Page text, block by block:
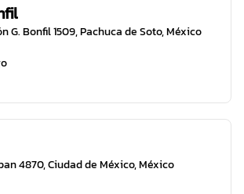
G. Bonfil 1509,Pachuca de Soto,México
4870,Ciudad de México,México